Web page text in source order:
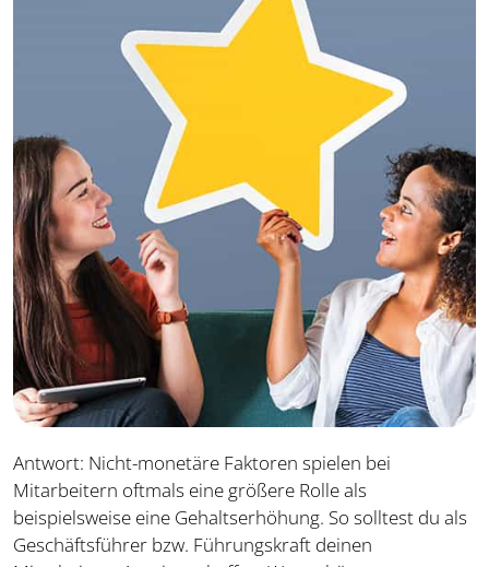
Antwort: Nicht-monetäre Faktoren spielen bei
Mitarbeitern oftmals eine größere Rolle als
beispielsweise eine Gehaltserhöhung. So solltest du als
Geschäftsführer bzw. Führungskraft deinen